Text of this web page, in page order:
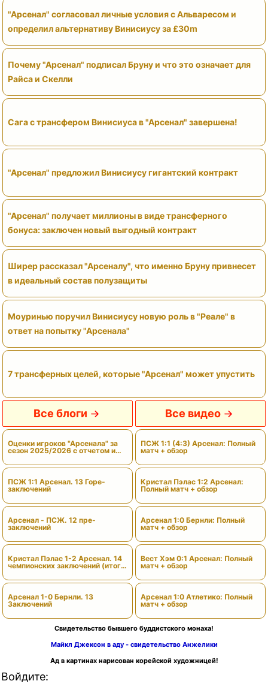
"Арсенал" согласовал личные условия с Альваресом и
определил альтернативу Винисиусу за £30m
Почему "Арсенал" подписал Бруну и что это означает для
Райса и Скелли
Сага с трансфером Винисиуса в "Арсенал" завершена!
"Арсенал" предложил Винисиусу гигантский контракт
"Арсенал" получает миллионы в виде трансферного
бонуса: заключен новый выгодный контракт
Ширер рассказал "Арсеналу", что именно Бруну привнесет
в идеальный состав полузащиты
Моуринью поручил Винисиусу новую роль в "Реале" в
ответ на попытку "Арсенала"
7 трансферных целей, которые "Арсенал" может упустить
Все блоги
Оценки игроков "Арсенала" за
сезон 2025/2026 с отчетом и
ПСЖ 1:1 Арсенал. 13 Горе-
заключений
Арсенал - ПСЖ. 12 пре-
заключений
Кристал Пэлас 1-2 Арсенал. 14
чемпионских заключений (итоги
Арсенал 1-0 Бернли. 13
Заключений
Все видео
ПСЖ 1:1 (4:3) Арсенал: Полный
матч + обзор
Кристал Пэлас 1:2 Арсенал:
Полный матч + обзор
Арсенал 1:0 Бернли: Полный
матч + обзор
Вест Хэм 0:1 Арсенал: Полный
матч + обзор
Арсенал 1:0 Атлетико: Полный
матч + обзор
Свидетельство бывшего буддистского монаха!
Майкл Джексон в аду - свидетельство Анжелики
Ад в картинах нарисован корейской художницей!
Войдите: